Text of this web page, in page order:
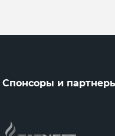
Спонсоры и